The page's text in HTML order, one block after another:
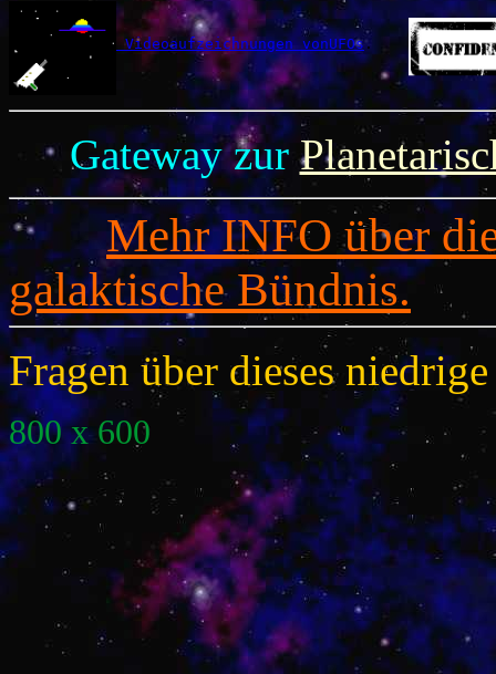
Videoaufzeichnungen vonUFOs.
Gateway zur
Mehr INFO über
galaktische Bündnis.
Fragen über dieses
800 x 600